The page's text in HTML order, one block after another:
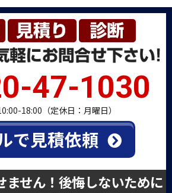
47-1030
18:00（定休日：月曜日）
で見積依頼
ません！後悔しないために